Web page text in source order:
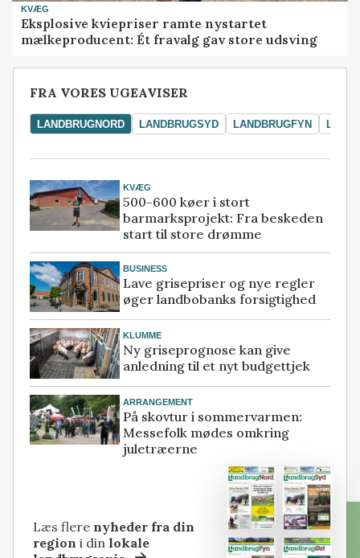
KVÆG
Eksplosive kviepriser ramte nystartet
mælkeproducent: Ét fravalg gav store udsving
FRA VORES UGEAVISER
LANDBRUGNORD LANDBRUGSYD LANDBRUGFYN
KVÆG
500-600 køer i stort
barmarksprojekt: Fra beskeden
start til store drømme
BUSINESS
Lave grisepriser og nye regler
øger landbobanks forsigtighed
KLUMME
Ny griseprognose kan give
anledning til et nyt budgettjek
ARRANGEMENT
På skovtur i sommervarmen:
Messefolk mødes omkring
juletræerne
Læs flere nyheder fra din
region i dinlokale